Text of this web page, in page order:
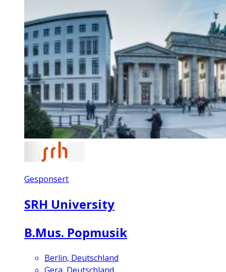
Gesponsert
SRH University
B.Mus. Popmusik
Berlin, Deutschland
Gera, Deutschland